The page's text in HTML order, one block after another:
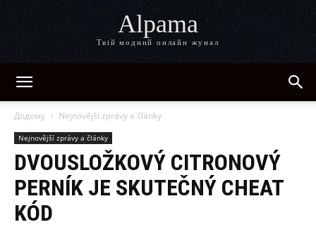
Alpama
Твій модний онлайн жунал
Додому Nejnovější zprávy a články
Nejnovější zprávy a články
DVOUSLOŽKOVÝ CITRONOVÝ
PERNÍK JE SKUTEČNÝ CHEAT
KÓD